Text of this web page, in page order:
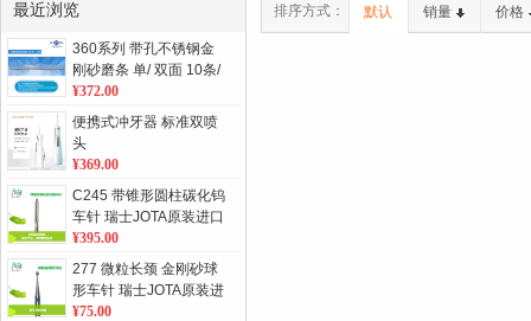
最近浏览
360系列 带孔不锈钢金
刚砂磨条 单/ 双面 10条/
包
¥372.00
便携式冲牙器 标准双喷
头
¥369.00
C245 带锥形圆柱碳化钨
车针 瑞士JOTA原装进口
5支/板 单位：板
¥395.00
277 微粒长颈 金刚砂球
形车针 瑞士JOTA原装进
口 5支/板 单位：板
¥75.00
排序方式： 默认 销量 价格